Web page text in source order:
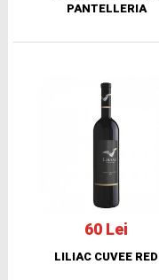
PANTELLERIA
60 Lei
LILIAC CUVEE RED